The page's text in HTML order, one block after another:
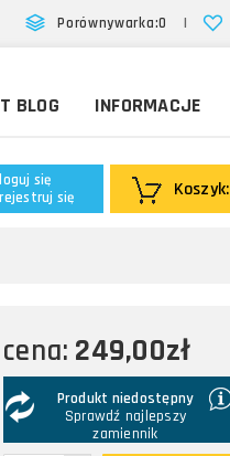
Porównywarka:0 |
BLOG INFORMACJE
Koszyk:
się
się
cena: 249,00zł
Produkt niedostępny
Sprawdź najlepszy
zamiennik